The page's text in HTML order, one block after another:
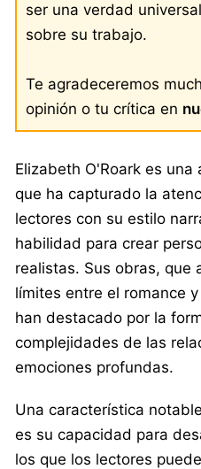
ser una verdad
sobre su trabajo.
Te agradeceremos
opinión o tu crítica en
Elizabeth O'Roark es
que ha capturado la
lectores con su estilo
habilidad para crear
realistas. Sus obras, que
límites entre el romance
han destacado por la
complejidades de las
emociones profundas.
Una característica
es su capacidad para
los que los lectores